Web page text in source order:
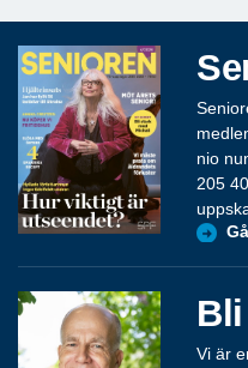
nio
205
Vi är